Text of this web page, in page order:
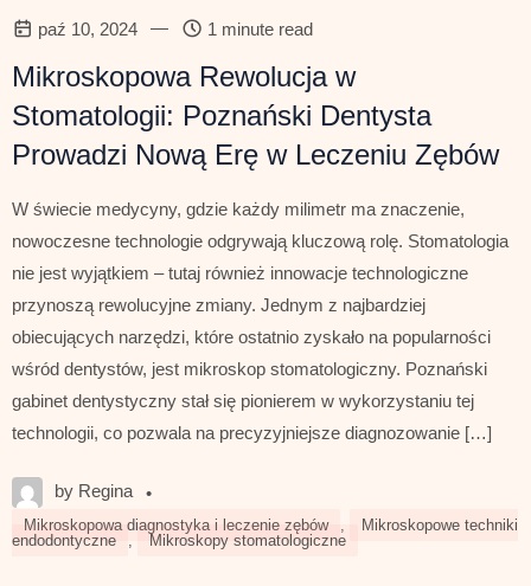
paź 10, 2024 — 1 minute read
Mikroskopowa Rewolucja w
Stomatologii: Poznański Dentysta
Prowadzi Nową Erę w Leczeniu Zębów
W świecie medycyny, gdzie każdy milimetr ma znaczenie,
nowoczesne technologie odgrywają kluczową rolę. Stomatologia
nie jest wyjątkiem – tutaj również innowacje technologiczne
przynoszą rewolucyjne zmiany. Jednym z najbardziej
obiecujących narzędzi, które ostatnio zyskało na popularności
wśród dentystów, jest mikroskop stomatologiczny. Poznański
gabinet dentystyczny stał się pionierem w wykorzystaniu tej
technologii, co pozwala na precyzyjniejsze diagnozowanie […]
by Regina •
Mikroskopowa diagnostyka i leczenie zębów ,
Mikroskopowe techniki
endodontyczne
, Mikroskopy stomatologiczne